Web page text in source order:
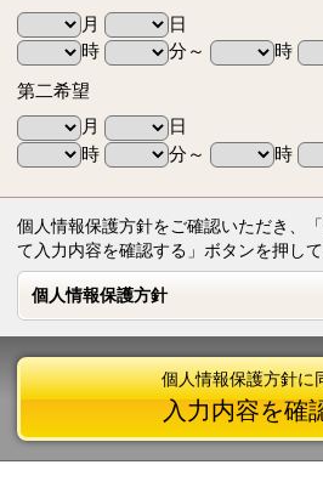
月
日
時
分～ 時
第二希望
月
日
時
分～ 時
個人情報保護方針をご確認いただき、
て入力内容を確認する」ボタンを押して
個人情報保護方針
個人情報保護方針
個人情報保護方針に
入力内容を確